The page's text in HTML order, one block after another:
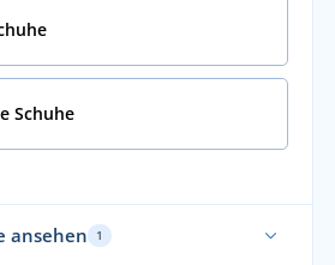
Schuhe
ansehen 1